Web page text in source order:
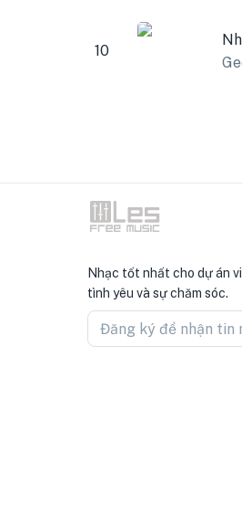
10
Nhạc tốt nhất cho dự án
tình yêu và sự chăm sóc.
Đăng ký để nhận tin